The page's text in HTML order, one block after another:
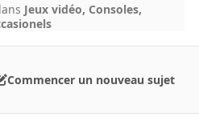
Jeux vidéo, Consoles,
Commencer un nouveau sujet